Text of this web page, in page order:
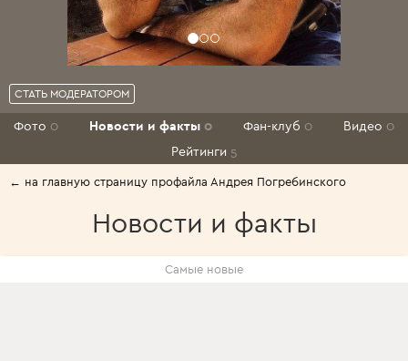
СТАТЬ МОДЕРАТОРОМ
Фото 0 Новости и факты 0 Фан-клуб 0 Видео 0
Рейтинги 5
← на главную страницу профайла Андрея Погребинского
Новости и факты
Самые новые